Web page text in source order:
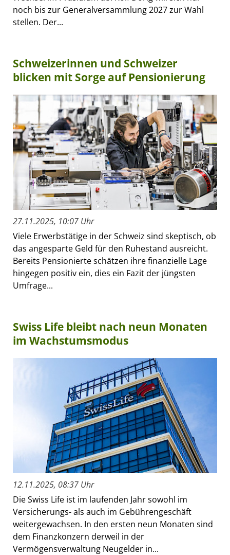
noch bis zur Generalversammlung 2027 zur Wahl
stellen. Der...
Schweizerinnen und Schweizer
blicken mit Sorge auf Pensionierung
27.11.2025, 10:07 Uhr
Viele Erwerbstätige in der Schweiz sind skeptisch, ob
das angesparte Geld für den Ruhestand ausreicht.
Bereits Pensionierte schätzen ihre finanzielle Lage
hingegen positiv ein, dies ein Fazit der jüngsten
Umfrage...
Swiss Life bleibt nach neun Monaten
im Wachstumsmodus
12.11.2025, 08:37 Uhr
Die Swiss Life ist im laufenden Jahr sowohl im
Versicherungs- als auch im Gebührengeschäft
weitergewachsen. In den ersten neun Monaten sind
dem Finanzkonzern derweil in der
Vermögensverwaltung Neugelder in...